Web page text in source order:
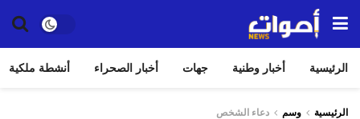
الرئيسية أخبار وطنية جهات أخبار الصحراء أنشطة ملكية
الرئيسية وسم دعاء الشخص